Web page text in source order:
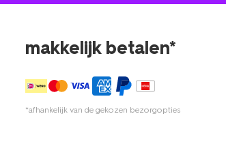
makkelijk betalen*
*afhankelijk van de gekozen bezorgopties